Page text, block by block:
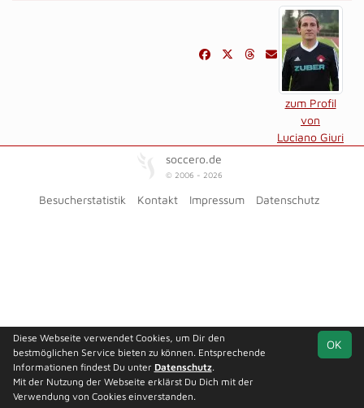
zum Profil
von
Luciano Giuri
soccero.de
© 2006 - 2026
Besucherstatistik Kontakt Impressum Datenschutz
OK
Diese Webseite verwendet Cookies, um Dir den
bestmöglichen Service bieten zu können. Entsprechende
Informationen findest Du unter Datenschutz.
Mit der Nutzung der Webseite erklärst Du Dich mit der
Verwendung von Cookies einverstanden.